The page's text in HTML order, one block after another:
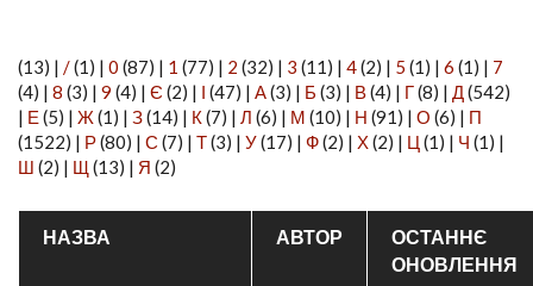
(13) | /(1) | 0 (87) | 1 (77) | 2 (32) | 3 (11) | 4(2) | 5 (1) | 6 (1) | 7
(4) | 8 (3) | 9 (4) | Є (2) | І (47) | А(3) | Б (3) | В(4) | Г(8) | Д(542)
| Е (5) | Ж (1) | З(14) | К (7) | Л (6) | М (10) | Н (91) | О (6) | П
(1522) | Р(80) | С (7) | Т(3) | У(17) | Ф(2) | Х(2) | Ц (1) | Ч (1) |
Ш (2) | Щ (13) | Я (2)
НАЗВА АВТОР
ОСТАННЄ
ОНОВЛЕННЯ